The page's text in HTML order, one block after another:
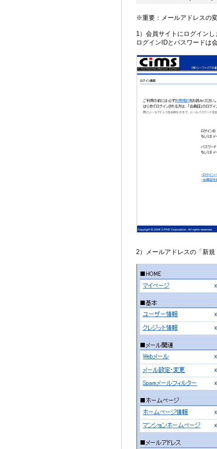
※重要：メールアドレスの
1）会員サイトにログインし
ログインIDとパスワードは
2）メールアドレスの「新